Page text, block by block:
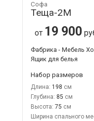
Софа
Теща-2М
от 19 900
Фабрика - Мебель
Ящик для белья
Набор размеров
Длина: 198
Глубина: 85
Высота: 75
Ширина спального